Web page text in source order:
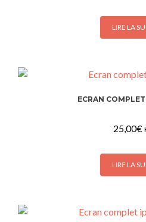
LIRE LA
ECRAN
25,00€
LIRE LA